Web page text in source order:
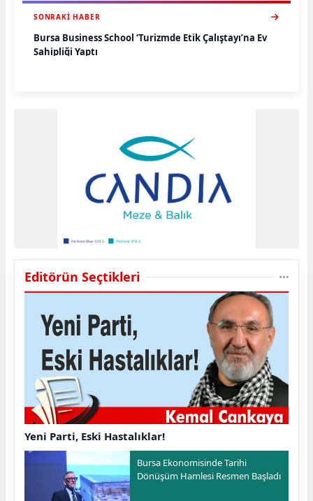
SONRAKI HABER
Bursa Business School ‘Turizmde Etik Çalıştayı’na Ev
Sahipliği Yaptı
Editörün Seçtikleri
Yeni Parti, Eski Hastalıklar!
Bursa Ekonomisinde Tarihi
Dönüşüm Hamlesi Resmen Başladı